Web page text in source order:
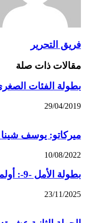
فريق التحرير
مقالات ذات صلة
بطولة الفئات الصغرى : فريق أقل من 19 سنة
29/04/2019
ميركاتو: يوسف شينا
10/08/2022
بطولة الأمل -9-: أولمبيك خريبكة ينهزم أمام مركز رحال
23/11/2025